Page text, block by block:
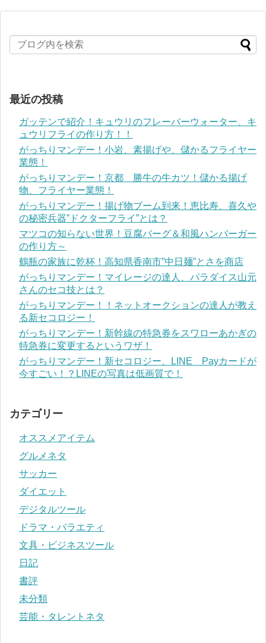
最近の投稿
ガッテンで紹介！キュウリのフレーバーウォーター、キ
ュウリフライの作り方！！
がっちりマンデー！小岩、素揚げや、儲かるフライヤー
業態！
がっちりマンデー！京都 勝牛の牛カツ！儲かる揚げ
物、フライヤー業態！
がっちりマンデー！揚げ物ブーム到来！恵比寿、喜久や
の秘密兵器”ドクターフライ”とは？
マツコの知らない世界！豆腐バーグ＆和風ハンバーガー
の作り方～
鶴瓶の家族に乾杯！高知県香南市”中日麺”とさを商店
がっちりマンデー！マイレージの達人、パラダイス山元
さんのセコ技とは？
がっちりマンデー！！ネットオークションの達人が教え
る新セコロジー！
がっちりマンデー！新幹線の特急券をスワローあかぎの
特急券に変更するというワザ！
がっちりマンデー！新セコロジー、LINE Payカードが
今すごい！？LINEの写真は低画質で！
カテゴリー
オススメアイテム
グルメネタ
サッカー
ダイエット
デジタルツール
ドラマ・バラエティ
文具・ビジネスツール
日記
書評
未分類
芸能・タレントネタ